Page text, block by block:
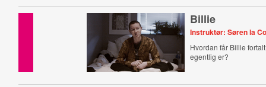
Billie
Instruktør: Søren la
Hvordan får Billie
egentlig er?